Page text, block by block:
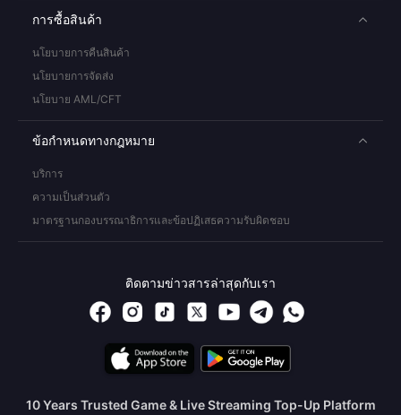
การซื้อสินค้า
นโยบายการคืนสินค้า
นโยบายการจัดส่ง
นโยบาย AML/CFT
ข้อกำหนดทางกฎหมาย
บริการ
ความเป็นส่วนตัว
มาตรฐานกองบรรณาธิการและข้อปฏิเสธความรับผิดชอบ
ติดตามข่าวสารล่าสุดกับเรา
10 Years Trusted Game & Live Streaming Top-Up Platform